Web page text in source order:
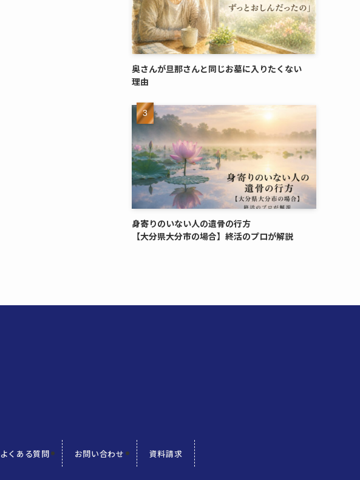
奥さんが​旦那さんと​同じ​お墓に​入りたくない​
理由
身寄りのいない​人の​遺骨の​行方​
【大分県大分市の​場合】終活の​プロが​解説
よくある質問 お問い合わせ 資料請求